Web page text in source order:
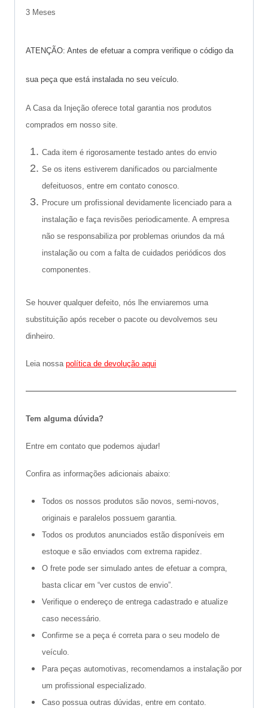
3 Meses
ATENÇÃO: Antes de efetuar a compra verifique o código da
sua peça que está instalada no seu veículo.
A Casa da Injeção oferece total garantia nos produtos
comprados em nosso site.
Cada item é rigorosamente testado antes do envio
Se os itens estiverem danificados ou parcialmente
defeituosos, entre em contato conosco.
Procure um profissional devidamente licenciado para a
instalação e faça revisões periodicamente. A empresa
não se responsabiliza por problemas oriundos da má
instalação ou com a falta de cuidados periódicos dos
componentes.
Se houver qualquer defeito, nós lhe enviaremos uma
substituição após receber o pacote ou devolvemos seu
dinheiro.
Leia nossa política de devolução aqui
———————————————————–
Tem alguma dúvida?
Entre em contato que podemos ajudar!
Confira as informações adicionais abaixo:
Todos os nossos produtos são novos, semi-novos,
originais e paralelos possuem garantia.
Todos os produtos anunciados estão disponíveis em
estoque e são enviados com extrema rapidez.
O frete pode ser simulado antes de efetuar a compra,
basta clicar em “ver custos de envio”.
Verifique o endereço de entrega cadastrado e atualize
caso necessário.
Confirme se a peça é correta para o seu modelo de
veículo.
Para peças automotivas, recomendamos a instalação por
um profissional especializado.
Caso possua outras dúvidas, entre em contato.